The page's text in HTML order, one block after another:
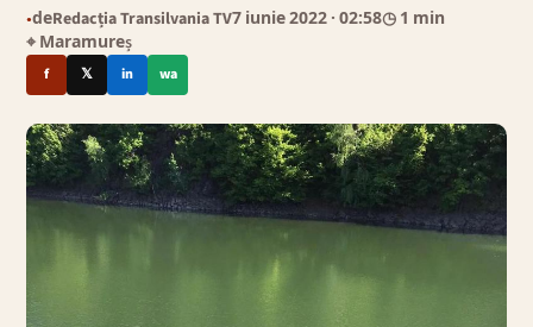
●deRedacția Transilvania TV7 iunie 2022 · 02:58◷ 1 min
⌖ Maramureș
f 𝕏 in wa